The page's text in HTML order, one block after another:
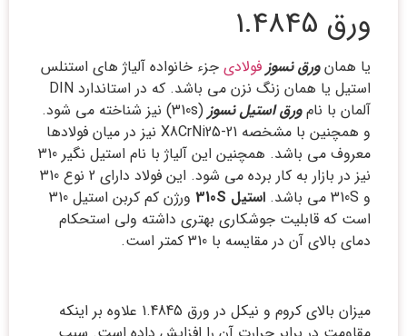
ورق 1.4845
یا همانورق نسوز فولادی جزء خانواده آلیاژ های استنلس
استیل یا همان زنگ نزن می باشد. که در استاندارد DIN
آلمان با نامورق استیل نسوز
(310s) نیز شناخته می شود.
و همچنین با مشخصه X8CrNi25-21 نیز در میان فولادها
معروف می باشد. همچنین این آلیاژ با نام استیل نگیر 310
نیز در بازار به کار برده می شود. این فولاد دارای 2 نوع 310
و 310S می باشد.
استیل 310S
ورژن کم کربن استیل 310
است که قابلیت جوشکاری بهتری داشته ولی استحکام
دمای بالای آن در مقایسه با 310 کمتر است.
میزان بالای کروم و نیکل در ورق 1.4845 علاوه بر اینکه